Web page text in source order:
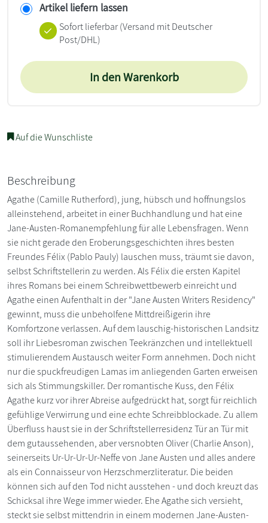
Artikel liefern lassen
Sofort lieferbar(Versand mit Deutscher
Post/DHL)
In den Warenkorb
Auf die Wunschliste
Beschreibung
Agathe (Camille Rutherford), jung, hübsch und hoffnungslos
alleinstehend, arbeitet in einer Buchhandlung und hat eine
Jane-Austen-Romanempfehlung für alle Lebensfragen. Wenn
sie nicht gerade den Eroberungsgeschichten ihres besten
Freundes Félix (Pablo Pauly) lauschen muss, träumt sie davon,
selbst Schriftstellerin zu werden. Als Félix die ersten Kapitel
ihres Romans bei einem Schreibwettbewerb einreicht und
Agathe einen Aufenthalt in der "Jane Austen Writers Residency"
gewinnt, muss die unbeholfene Mittdreißigerin ihre
Komfortzone verlassen. Auf dem lauschig-historischen Landsitz
soll ihr Liebesroman zwischen Teekränzchen und intellektuell
stimulierendem Austausch weiter Form annehmen. Doch nicht
nur die spuckfreudigen Lamas im anliegenden Garten erweisen
sich als Stimmungskiller. Der romantische Kuss, den Félix
Agathe kurz vor ihrer Abreise aufgedrückt hat, sorgt für reichlich
gefühlige Verwirrung und eine echte Schreibblockade. Zu allem
Überfluss haust sie in der Schriftstellerresidenz Tür an Tür mit
dem gutaussehenden, aber versnobten Oliver (Charlie Anson),
seinerseits Ur-Ur-Ur-Ur-Neffe von Jane Austen und alles andere
als ein Connaisseur von Herzschmerzliteratur. Die beiden
können sich auf den Tod nicht ausstehen - und doch kreuzt das
Schicksal ihre Wege immer wieder. Ehe Agathe sich versieht,
steckt sie selbst mittendrin in einem modernen Jane-Austen-